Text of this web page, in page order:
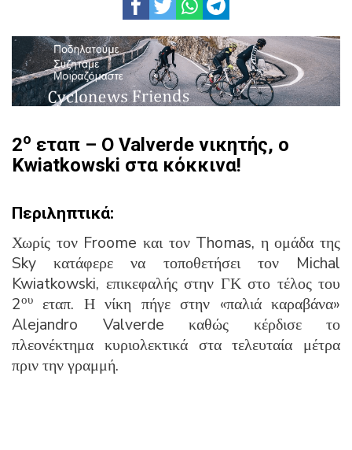
2ο εταπ – Ο Valverde νικητής, ο
Kwiatkowski στα κόκκινα!
Περιληπτικά:
Χωρίς τον Froome και τον Thomas, η ομάδα της
Sky κατάφερε να τοποθετήσει τον Michal
Kwiatkowski, επικεφαλής στην ΓΚ στο τέλος του
2ου εταπ. Η νίκη πήγε στην «παλιά καραβάνα»
Alejandro Valverde καθώς κέρδισε το
πλεονέκτημα κυριολεκτικά στα τελευταία μέτρα
πριν την γραμμή.